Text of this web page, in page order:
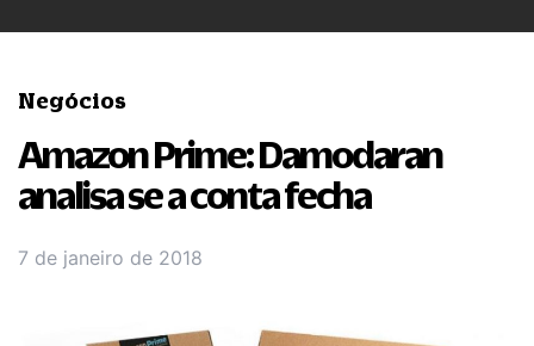
Negócios
Amazon Prime: Damodaran
analisa se a conta fecha
7 de janeiro de 2018